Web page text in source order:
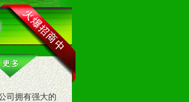
司拥有强大的